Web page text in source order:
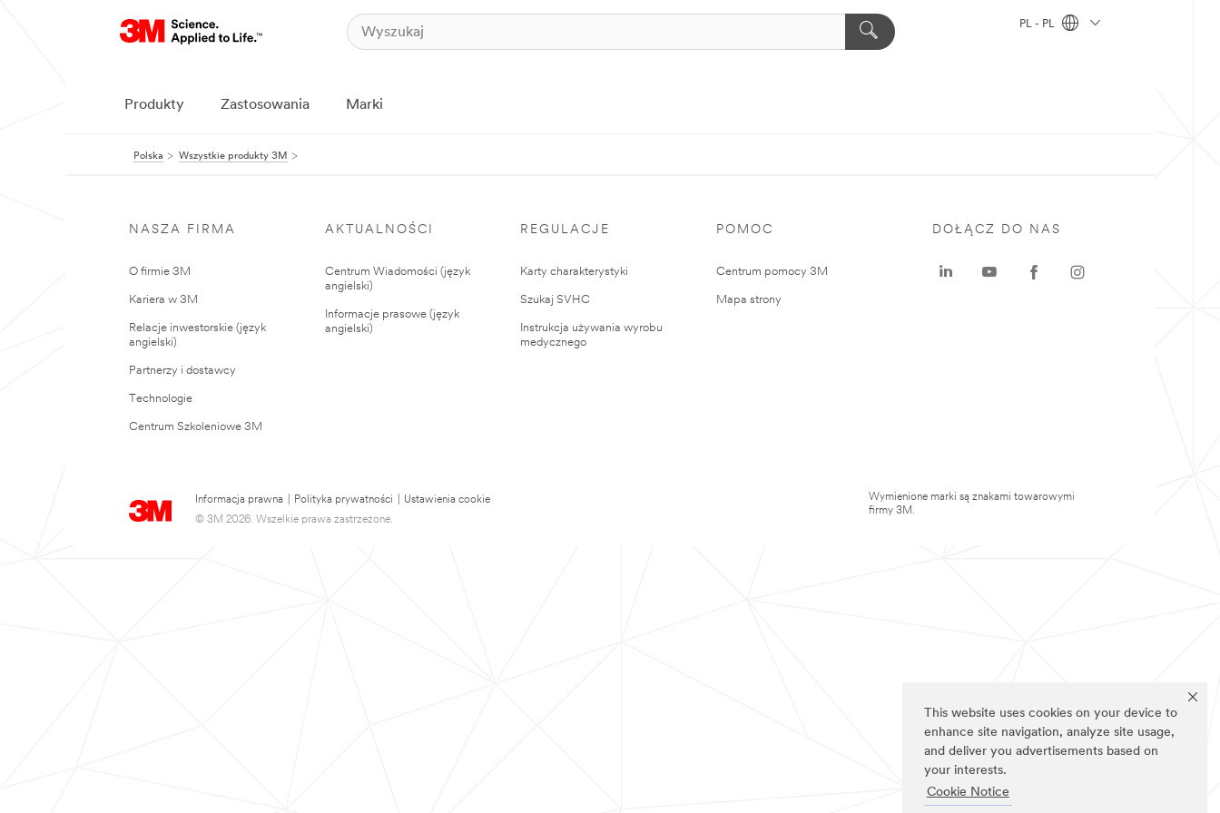
This website uses cookies on your device to
enhance site navigation, analyze site usage,
and deliver you advertisements based on
your interests.
Cookie Notice
PL - PL
Produkty Zastosowania Marki
Polska Wszystkie produkty 3M
NASZA FIRMA
O firmie 3M
Kariera w 3M
Relacje inwestorskie (język
angielski)
Partnerzy i dostawcy
Technologie
Centrum Szkoleniowe 3M
AKTUALNOŚCI
Centrum Wiadomości (język
angielski)
Informacje prasowe (język
angielski)
REGULACJE
Karty charakterystyki
Szukaj SVHC
Instrukcja używania wyrobu
medycznego
POMOC
Centrum pomocy 3M
Mapa strony
Informacja prawna Polityka prywatności
Ustawienia cookie
© 3M 2026. Wszelkie prawa zastrzeżone.
DOŁĄCZ DO NAS
Wymienione marki są znakami towarowymi
firmy 3M.